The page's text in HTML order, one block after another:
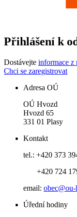
Přihlášení k
Dostávejte informace z
Chci se zaregistrovat
Adresa OÚ
OÚ Hvozd
Hvozd 65
331 01 Plasy
Kontakt
tel.: +420 373
+420 724
email:
Úřední hodiny